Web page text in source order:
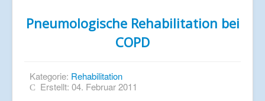
Pneumologische Rehabilitation bei
COPD
Kategorie: Rehabilitation
Erstellt: 04. Februar 2011